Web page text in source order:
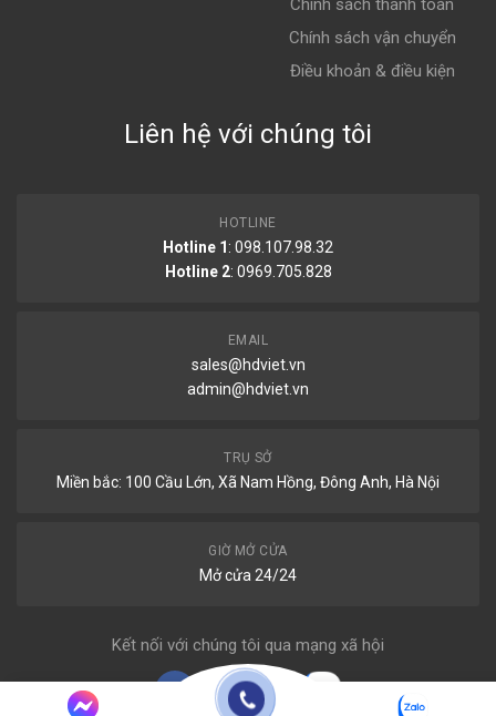
Chính sách thanh toán
Chính sách vận chuyển
Điều khoản & điều kiện
Liên hệ với chúng tôi
HOTLINE
Hotline 1 : 098.107.98.32
Hotline 2: 0969.705.828
EMAIL
sales@hdviet.vn
admin@hdviet.vn
TRỤ SỞ
Miền bắc: 100 Cầu Lớn, Xã Nam Hồng, Đông Anh, Hà Nội
GIỜ MỞ CỬA
Mở cửa 24/24
Kết nối với chúng tôi qua mạng xã hội